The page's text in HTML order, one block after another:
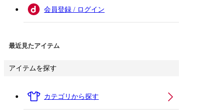
会員登録 / ログイン
最近見たアイテム
アイテムを探す
カテゴリから探す